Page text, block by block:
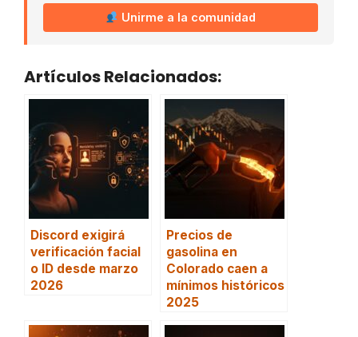
Unirme a la comunidad
Artículos Relacionados:
Discord exigirá
verificación facial
o ID desde marzo
2026
Precios de
gasolina en
Colorado caen a
mínimos históricos
2025